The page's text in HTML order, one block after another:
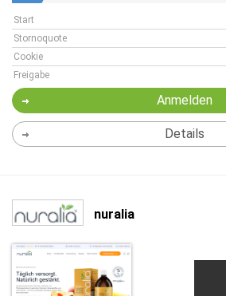
Start
Stornoquote
Cookie
Freigabe
Anmelden
Details
nuralia